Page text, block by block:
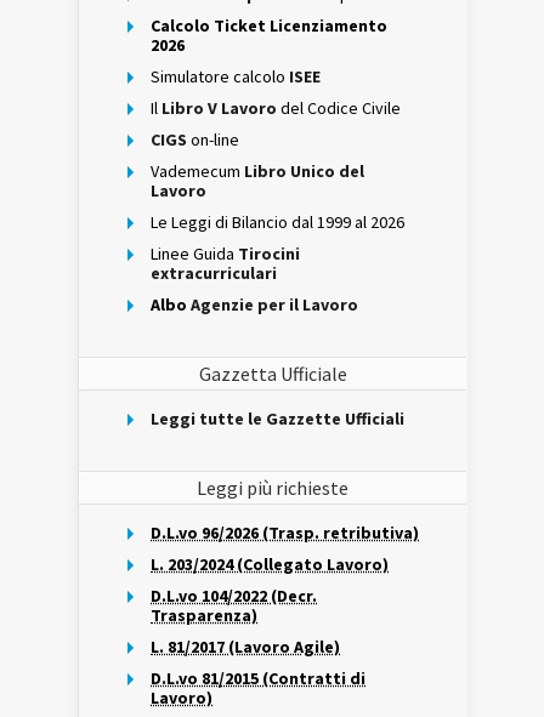
Calcolo Ticket Licenziamento
2026
Simulatore calcolo ISEE
Il Libro V Lavoro del Codice Civile
CIGS on-line
Vademecum Libro Unico del
Lavoro
Le Leggi di Bilancio dal 1999 al 2026
Linee Guida Tirocini
extracurriculari
Albo Agenzie per il Lavoro
Gazzetta Ufficiale
Leggi tutte le Gazzette Ufficiali
Leggi più richieste
D.L.vo 96/2026 (Trasp. retributiva)
L. 203/2024 (Collegato Lavoro)
D.L.vo 104/2022 (Decr.
Trasparenza)
L. 81/2017 (Lavoro Agile)
D.L.vo 81/2015 (Contratti di
Lavoro)